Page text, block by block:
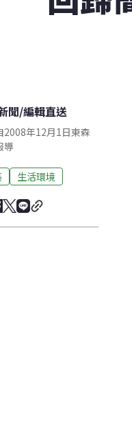
聞/編輯直送
2008年12月1日東森
導
生活環境